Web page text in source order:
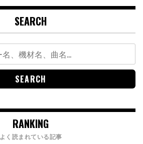
SEARCH
RANKING
よく読まれている記事